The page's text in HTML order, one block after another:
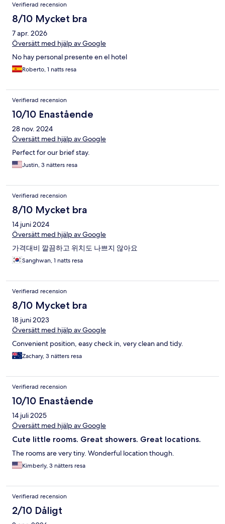
Verifierad recension
8/10 Mycket bra
7 apr. 2026
Översätt med hjälp av Google
No hay personal presente en el hotel
Roberto, 1 natts resa
Verifierad recension
10/10 Enastående
28 nov. 2024
Översätt med hjälp av Google
Perfect for our brief stay.
Justin, 3 nätters resa
Verifierad recension
8/10 Mycket bra
14 juni 2024
Översätt med hjälp av Google
가격대비 깔끔하고 위치도 나쁘지 않아요
Sanghwan, 1 natts resa
Verifierad recension
8/10 Mycket bra
18 juni 2023
Översätt med hjälp av Google
Convenient position, easy check in, very clean and tidy.
Zachary, 3 nätters resa
Verifierad recension
10/10 Enastående
14 juli 2025
Översätt med hjälp av Google
Cute little rooms. Great showers. Great locations.
The rooms are very tiny. Wonderful location though.
Kimberly, 3 nätters resa
Verifierad recension
2/10 Dåligt